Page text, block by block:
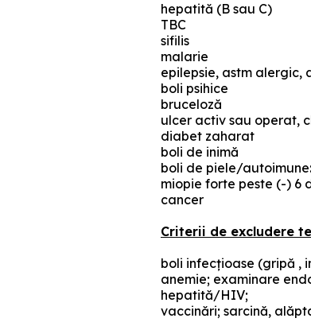
hepatită (B sau C)
TBC
sifilis
malarie
epilepsie, astm alergic,
boli psihice
bruceloză
ulcer activ sau operat,
diabet zaharat
boli de inimă
boli de piele/
miopie forte peste (-) 6
cancer
Criterii de excludere
boli infecţioase (gripă ,
anemie; examinare
hepatită/HIV;
vaccinări; sarcină,